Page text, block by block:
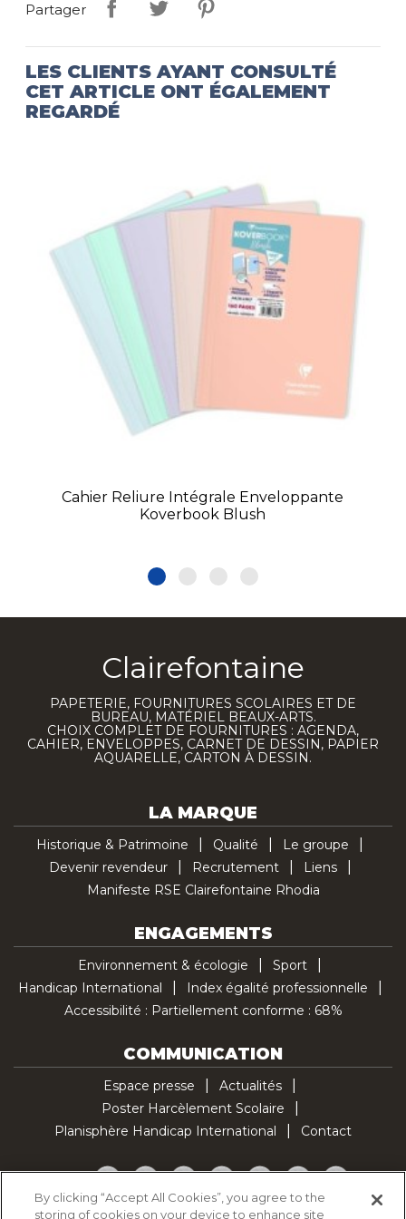
Partager
LES CLIENTS AYANT CONSULTÉ
CET ARTICLE ONT ÉGALEMENT
REGARDÉ
Cahier Reliure Intégrale Enveloppante
Koverbook Blush
Clairefontaine
PAPETERIE, FOURNITURES SCOLAIRES ET DE
BUREAU, MATÉRIEL BEAUX-ARTS.
CHOIX COMPLET DE FOURNITURES : AGENDA,
CAHIER, ENVELOPPES, CARNET DE DESSIN, PAPIER
AQUARELLE, CARTON À DESSIN.
LA MARQUE
Historique & Patrimoine Qualité
Le groupe
Devenir revendeur
Recrutement
Liens
Manifeste RSE Clairefontaine Rhodia
ENGAGEMENTS
Environnement & écologie
Sport
Handicap International
Index égalité professionnelle
Accessibilité : Partiellement conforme : 68%
COMMUNICATION
Espace presse
Actualités
Poster Harcèlement Scolaire
Planisphère Handicap International
Contact
Facebook
TwitterYouTubePinterestInstagramLinkedInTikTok
By clicking “Accept All Cookies”, you agree to the
storing of cookies on your device to enhance site